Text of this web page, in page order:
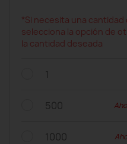
*Si necesita una
selecciona la opción de
la cantidad deseada
1
500
1000